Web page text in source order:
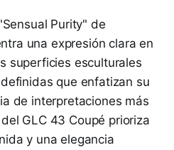
Purity" de
una expresión clara en
superficies esculturales
que enfatizan su
de interpretaciones más
GLC 43 Coupé prioriza
y una elegancia